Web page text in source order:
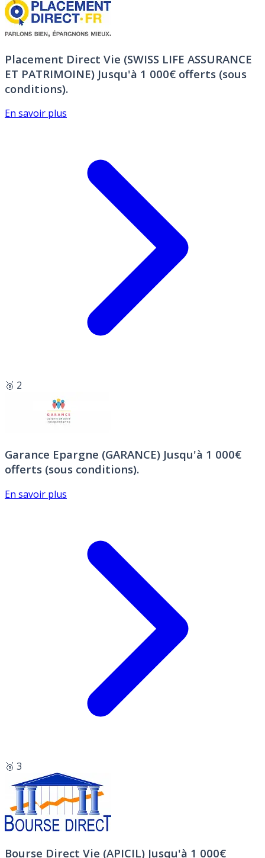
Placement Direct Vie (SWISS LIFE ASSURANCE
ET PATRIMOINE) Jusqu'à 1 000€ offerts (sous
conditions).
En savoir plus
🥈 2
Garance Epargne (GARANCE) Jusqu'à 1 000€
offerts (sous conditions).
En savoir plus
🥉 3
Bourse Direct Vie (APICIL) Jusqu'à 1 000€